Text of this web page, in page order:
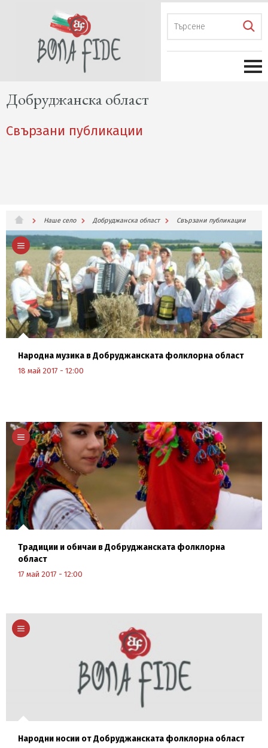
Добруджанска област
Свързани публикации
Наше село Добруджанска област Свързани публикации
Народна музика в Добруджанската фолклорна област
18 май 2017 - 12:00
Научи повече
Традиции и обичаи в Добруджанската фолклорна
област
17 май 2017 - 12:00
Научи повече
Народни носии от Добруджанската фолклорна област